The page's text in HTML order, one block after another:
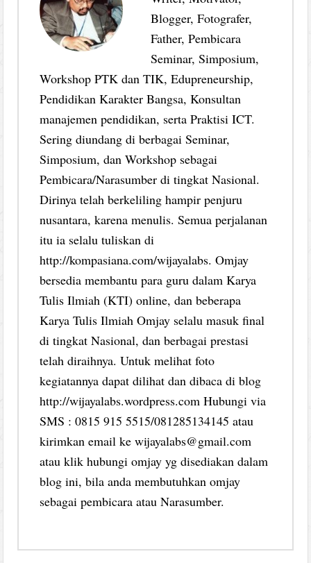
Blogger, Fotografer,
Father, Pembicara
Seminar, Simposium,
Workshop PTK dan TIK, Edupreneurship,
Pendidikan Karakter Bangsa, Konsultan
manajemen pendidikan, serta Praktisi ICT.
Sering diundang di berbagai Seminar,
Simposium, dan Workshop sebagai
Pembicara/Narasumber di tingkat Nasional.
Dirinya telah berkeliling hampir penjuru
nusantara, karena menulis. Semua perjalanan
itu ia selalu tuliskan di
http://kompasiana.com/wijayalabs. Omjay
bersedia membantu para guru dalam Karya
Tulis Ilmiah (KTI) online, dan beberapa
Karya Tulis Ilmiah Omjay selalu masuk final
di tingkat Nasional, dan berbagai prestasi
telah diraihnya. Untuk melihat foto
kegiatannya dapat dilihat dan dibaca di blog
http://wijayalabs.wordpress.com Hubungi via
SMS : 0815 915 5515/081285134145 atau
kirimkan email ke wijayalabs@gmail.com
atau klik hubungi omjay yg disediakan dalam
blog ini, bila anda membutuhkan omjay
sebagai pembicara atau Narasumber.